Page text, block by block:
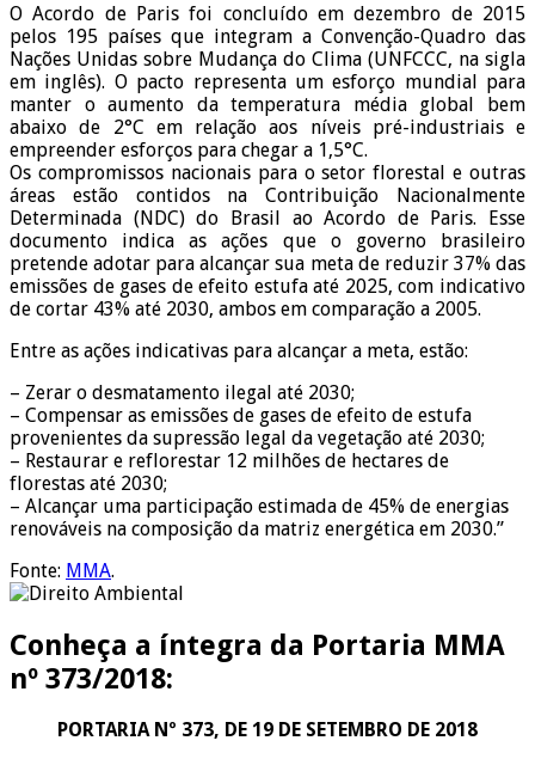
O Acordo de Paris foi concluído em dezembro de 2015
pelos 195 países que integram a Convenção-Quadro das
Nações Unidas sobre Mudança do Clima (UNFCCC, na sigla
em inglês). O pacto representa um esforço mundial para
manter o aumento da temperatura média global bem
abaixo de 2°C em relação aos níveis pré-industriais e
empreender esforços para chegar a 1,5°C.
Os compromissos nacionais para o setor florestal e outras
áreas estão contidos na Contribuição Nacionalmente
Determinada (NDC) do Brasil ao Acordo de Paris. Esse
documento indica as ações que o governo brasileiro
pretende adotar para alcançar sua meta de reduzir 37% das
emissões de gases de efeito estufa até 2025, com indicativo
de cortar 43% até 2030, ambos em comparação a 2005.
Entre as ações indicativas para alcançar a meta, estão:
– Zerar o desmatamento ilegal até 2030;
– Compensar as emissões de gases de efeito de estufa
provenientes da supressão legal da vegetação até 2030;
– Restaurar e reflorestar 12 milhões de hectares de
florestas até 2030;
– Alcançar uma participação estimada de 45% de energias
renováveis na composição da matriz energética em 2030.”
Fonte: MMA.
Conheça a íntegra da Portaria MMA
nº 373/2018:
PORTARIA Nº 373, DE 19 DE SETEMBRO DE 2018